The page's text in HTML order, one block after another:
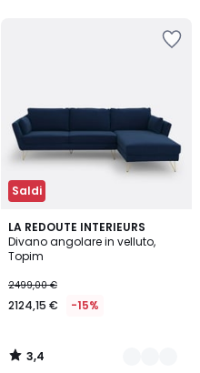
Saldi
LA REDOUTE INTERIEURS
Divano angolare in velluto,
Topim
2499,00 €
2124,15 € -15%
3,4
/ 5
6
Colori
3,4
/